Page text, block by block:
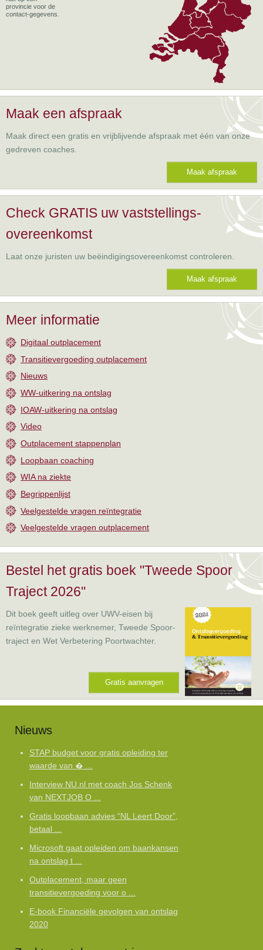
provincie voor de
contact-gegevens.
Maak een afspraak
Maak direct een gratis en vrijblijvende afspraak met één van onze
gedreven coaches.
Maak afspraak
Check GRATIS uw vaststellings-
overeenkomst
Laat onze juristen uw beëindigingsovereenkomst controleren.
Maak afspraak
Meer informatie
Digitaal outplacement
Transitievergoeding outplacement
Nieuws
WW-uitkering na ontslag
IOAW-uitkering na ontslag
Video
Outplacement stappenplan
Loopbaan coaching
WIA na ziekte
Begrippenlijst
Veelgestelde vragen reïntegratie
Veelgestelde vragen outplacement
Bestel het gratis boek "Tweede Spoor
Traject 2026"
Dit boek geeft uitleg over UWV-eisen bij
reïntegratie zieke werknemer, Tweede Spoor-
traject en Wet Verbetering Poortwachter.
Gratis aanvragen
Nieuws
STAP budget voor gratis opleiding ter
waarde van � ...
Interview NU.nl met coach Jos Schenk
van NEXTJOB O ...
Gratis loopbaan advies “NL Leert Door”,
betaal ...
Microsoft gaat opleiden om baankansen
na ontslag t ...
Outplacement, maar geen
transitievergoeding voor o ...
E-book Financiële gevolgen van ontslag
2020